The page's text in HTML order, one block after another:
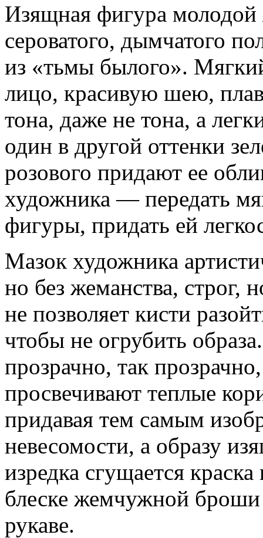
Изящная фигура
сероватого, дымчатого
из «тьмы былого».
лицо, красивую шею,
тона, даже не тона, а
один в другой оттенки
розового придают ее
художника — передать
фигуры, придать ей
Мазок художника
но без жеманства, строг,
не позволяет кисти
чтобы не огрубить
прозрачно, так
просвечивают теплые
придавая тем самым
невесомости, а образу
изредка сгущается
блеске жемчужной броши
рукаве.